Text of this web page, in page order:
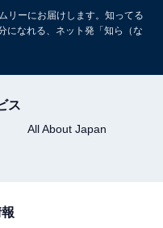
リーにお届けします。知ってる
になれる、ネット発「知ら（な
ス
All About Japan